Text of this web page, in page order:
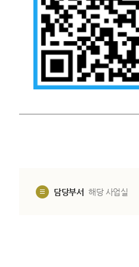
담당부서 해당 사업실